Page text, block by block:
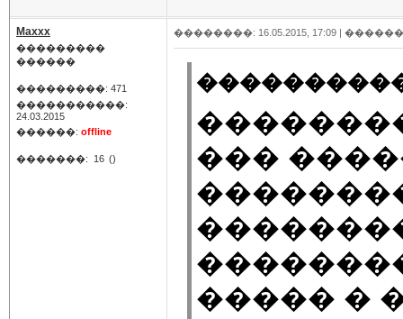
Maxxx
���������
������
���������: 471
�����������:
24.03.2015
������: offline
�������: 16 ()
��������: 16.05.2015, 17:09 |
���
����� �